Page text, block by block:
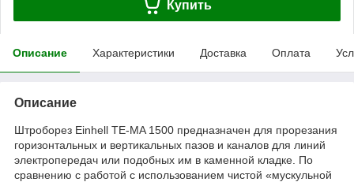
Купить
Описание Характеристики Доставка Оплата
Описание
Штроборез Einhell TE-MA 1500 предназначен для прорезания
горизонтальных и вертикальных пазов и каналов для линий
электропередач или подобных им в каменной кладке. По
сравнению с работой с использованием чистой «мускульной